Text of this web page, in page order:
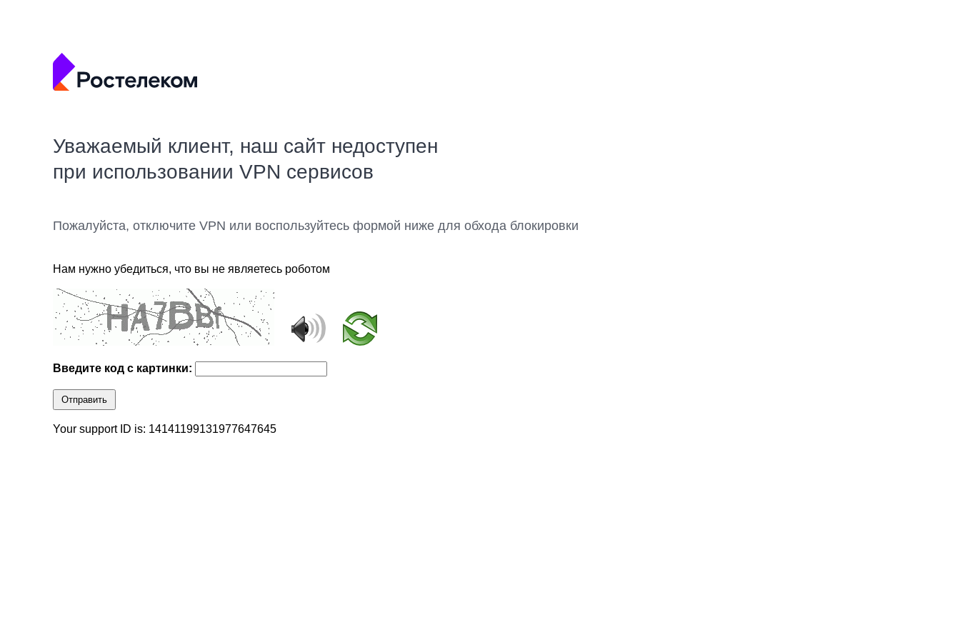
Уважаемый клиент, наш сайт недоступен
при использовании VPN сервисов
Пожалуйста, отключите VPN или воспользуйтесь формой ниже для обхода блокировки
Нам нужно убедиться, что вы не являетесь роботом
Введите код с картинки:
Отправить
Your support ID is: 14141199131977647645